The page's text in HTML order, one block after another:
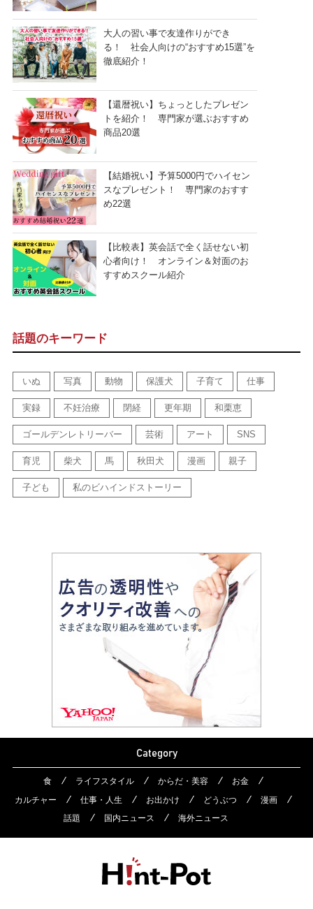
大人の習い事で友達作りができ
る！ 社会人向けの“おすすめ15選”を
徹底紹介！
【還暦祝い】ちょっとしたプレゼン
トを紹介！ 専門家が選ぶおすすめ
商品20選
【結婚祝い】予算5000円でハイセン
スなプレゼント！ 専門家のおすす
め22選
【比較表】英会話で全く話せない初
心者向け！ オンライン＆対面のお
すすめスクール紹介
話題のキーワード
いぬ 写真 動物 保護犬 子育て 仕事
実録 不妊治療 閉経 更年期 和栗恵
ゴールデンレトリーバー 芸術 アート SNS
育児 柴犬 馬 秋田犬 漫画 親子
子ども 私のビハインドストーリー
Category
食 ライフスタイル からだ・美容
お金
カルチャー
仕事・人生 お出かけ どうぶつ
漫画
話題
国内ニュース 海外ニュース